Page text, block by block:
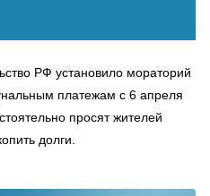
РФ установило мораторий
платежам с 6 апреля
просят жителей
долги.